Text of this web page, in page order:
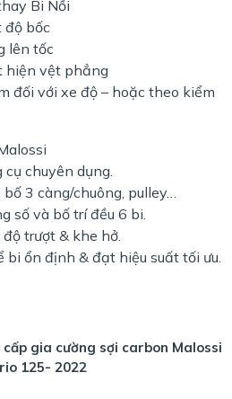
Bi Nồi
độ bốc
lên tốc
hiện vệt phẳng
đối với xe độ – hoặc theo kiểm
chuyên dụng.
3 càng/chuông, pulley…
số và bố trí đều 6 bi.
trượt & khe hở.
bi ổn định & đạt hiệu suất tối ưu.
cấp gia cường sợi carbon Malossi
125- 2022